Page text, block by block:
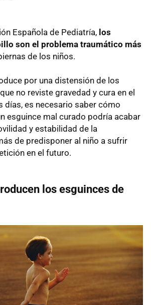
Española de Pediatría, los
son el problema traumático más
de los niños.
por una distensión de los
no reviste gravedad y cura en el
días, es necesario saber cómo
esguince mal curado podría acabar
y estabilidad de la
de predisponer al niño a sufrir
en el futuro.
los esguinces de